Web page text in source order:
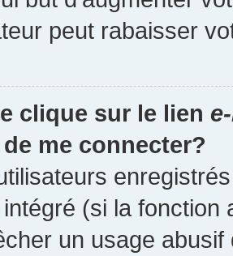
peut rabaisser
clique sur le lien
me connecter?
(si la fonction
un usage